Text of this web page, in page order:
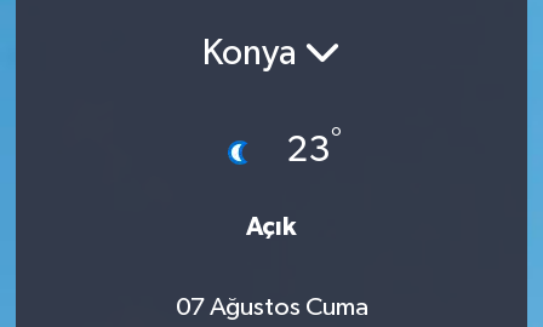
Konya
23°
Açık
07 Ağustos Cuma